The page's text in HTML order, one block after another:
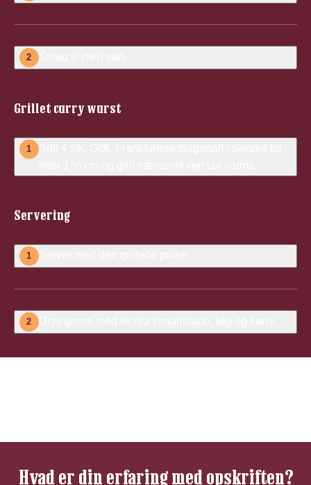
2 Smag til med salt.
Grillet curry wurst
1
Snit 4 stk. GØL Frankfurtere diagonalt i skindet for
Servering
1 Server med den grillede pølse
2 Drys gerne med ekstra timianblade, løg og karry.
Hvad er din erfaring med opskriften?